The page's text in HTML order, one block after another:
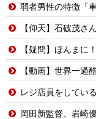
弱者男性の特徴「
【仰天】石破茂さん、
【疑問】ほんまに
【動画】世界一過酷な
レジ店員をしているんだけど、高齢女性にだ
岡田新監督、岩崎優は「タ